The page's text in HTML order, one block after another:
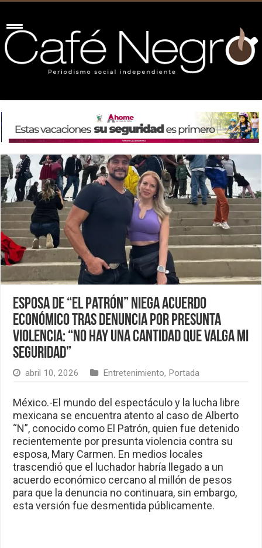
Esposa de “El Patrón” niega acuerdo
económico tras denuncia por presunta
violencia: “No hay una cantidad que valga mi
seguridad”
abril 10, 2026 Entretenimiento, Portada
México.-El mundo del espectáculo y la lucha libre
mexicana se encuentra atento al caso de Alberto
“N”, conocido como El Patrón, quien fue detenido
recientemente por presunta violencia contra su
esposa, Mary Carmen. En medios locales
trascendió que el luchador habría llegado a un
acuerdo económico cercano al millón de pesos
para que la denuncia no continuara, sin embargo,
esta versión fue desmentida públicamente.